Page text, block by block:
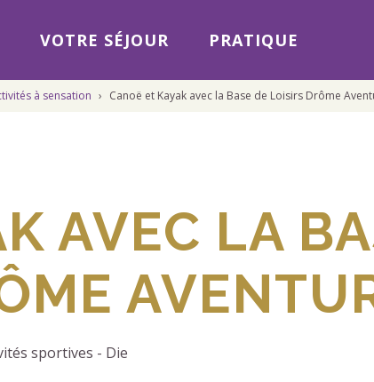
VOTRE SÉJOUR PRATIQUE
à sensation › Canoë et Kayak avec la Base de Loisirs Drôme
AVEC LA
sportives - Die